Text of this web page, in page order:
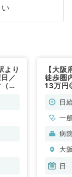
より
／
一
【大
徒歩圏
13万円
日
一
病
大
日